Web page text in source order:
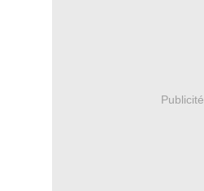
Publicité